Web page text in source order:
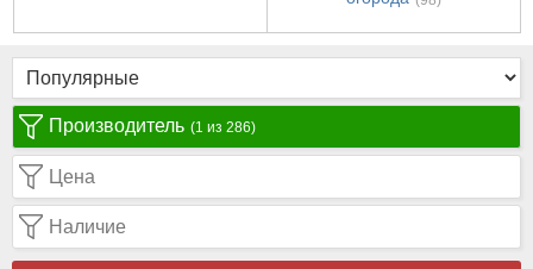
Производитель (1 из 286)
Цена
Наличие